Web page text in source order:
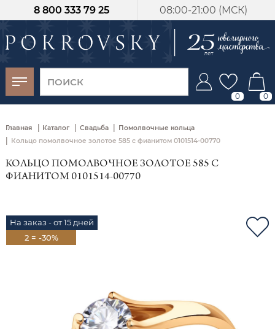
08:00-21:00 (МСК)
8 800 333 79 25
0 0
Главная | Каталог | Свадьба | Помолвочные кольца
| Кольцо помолвочное золотое 585 с фианитом 0101514-00770
КОЛЬЦО ПОМОЛВОЧНОЕ ЗОЛОТОЕ 585 С
ФИАНИТОМ 0101514-00770
На заказ - от 15 дней
2 = -30%
-30%
от 15 дней с
момента оплаты